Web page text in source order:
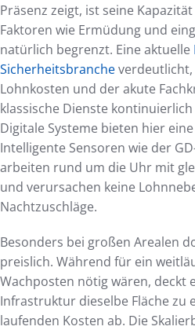
Präsenz zeigt, ist seine
Faktoren wie Ermüdung und
natürlich begrenzt. Eine aktuelle
Sicherheitsbrancheverdeutlicht,
Lohnkosten und der akute
klassische Dienste
Digitale Systeme bieten hier
Intelligente Sensoren wie der
arbeiten rund um die Uhr mit
und verursachen keine
Nachtzuschläge.
Besonders bei großen Arealen
preislich. Während für ein
Wachposten nötig wären, deckt
Infrastruktur dieselbe Fläche zu
laufenden Kosten ab. Die